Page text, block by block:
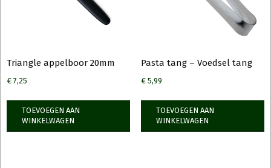
Triangle appelboor 20mm
€ 7,25
TOEVOEGEN AAN
WINKELWAGEN
Pasta tang – Voedsel tang
€5,99
TOEVOEGEN AAN
WINKELWAGEN